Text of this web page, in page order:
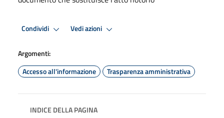
Condividi Vedi azioni
Argomenti:
Accesso all'informazione
Trasparenza amministrativa
INDICE DELLA PAGINA